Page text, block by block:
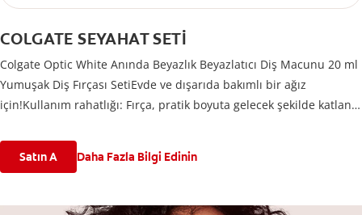
COLGATE SEYAHAT SETİ
Colgate Optic White Anında Beyazlık Beyazlatıcı Diş Macunu 20 ml
Yumuşak Diş Fırçası SetiEvde ve dışarıda bakımlı bir ağız
için!Kullanım rahatlığı: Fırça, pratik boyuta gelecek şekilde katlanır
fırçası kapatıldığında, fırça kıllarını gittiğiniz her yerde temiz ve
kuru tutmak için fırça başının üzerinde katlanır.Diş hekimleri diş
kullanmayın.
Satın A Daha Fazla Bilgi Edinin